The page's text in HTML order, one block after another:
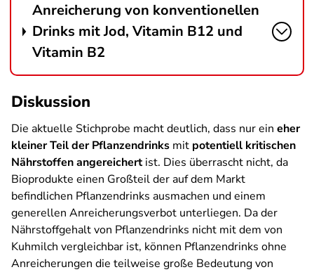
Anreicherung von konventionellen
Drinks mit Jod, Vitamin B12 und
Vitamin B2
Diskussion
Die aktuelle Stichprobe macht deutlich, dass nur ein eher
kleiner Teil der Pflanzendrinks mit potentiell kritischen
Nährstoffen angereichertist. Dies überrascht nicht, da
Bioprodukte einen Großteil der auf dem Markt
befindlichen Pflanzendrinks ausmachen und einem
generellen Anreicherungsverbot unterliegen. Da der
Nährstoffgehalt von Pflanzendrinks nicht mit dem von
Kuhmilch vergleichbar ist, können Pflanzendrinks ohne
Anreicherungen die teilweise große Bedeutung von